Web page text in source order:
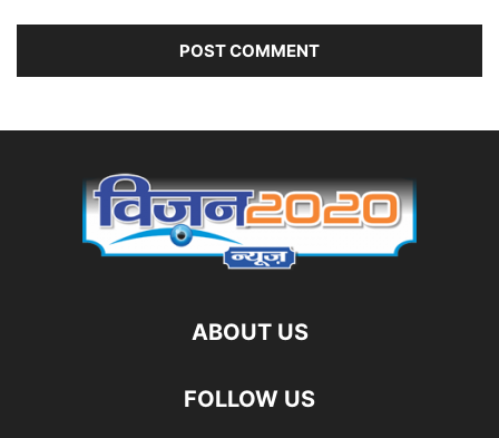
ABOUT US
FOLLOW US